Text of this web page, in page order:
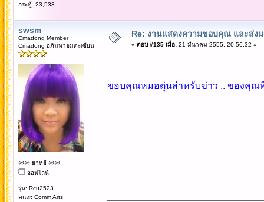
กระทู้: 23,533
swsm
Cmadong Member
Cmadong อภิมหาอมตะเซียน
@@ ยาหยี @@
ออฟไลน์
รุ่น: Rcu2523
คณะ: Comm Arts
Re: งานแสดงความขอบคุณ และส่ง
« ตอบ #135 เมื่อ:21 มีนาคม 2555, 20:56:32 »
ขอบคุณหมอตุ่นสำหรับข่าว .. ของคุณ